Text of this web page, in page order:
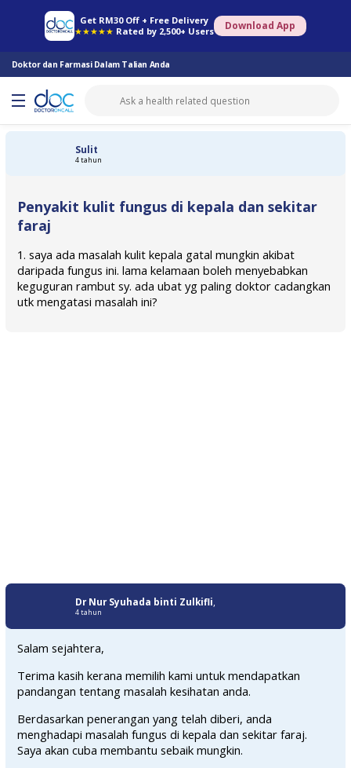
Get RM30 Off + Free Delivery
★★★★★ Rated by 2,500+ Users Download App
Doktor dan Farmasi Dalam Talian Anda
Farmasi Online Konsult Doktor Saringan Kesihatan Konsult Pakar
Sulit
4 tahun
Penyakit kulit fungus di kepala dan sekitar
faraj
1. saya ada masalah kulit kepala gatal mungkin akibat
daripada fungus ini. lama kelamaan boleh menyebabkan
keguguran rambut sy. ada ubat yg paling doktor cadangkan
utk mengatasi masalah ini?
Dr Nur Syuhada binti Zulkifli
4 tahun
Salam sejahtera,
Terima kasih kerana memilih kami untuk mendapatkan
pandangan tentang masalah kesihatan anda.
Berdasarkan penerangan yang telah diberi, anda
menghadapi masalah fungus di kepala dan sekitar faraj.
Saya akan cuba membantu sebaik mungkin.